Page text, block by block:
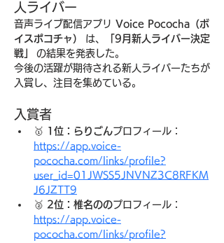
人ライバー
音声ライブ配信アプリ Voice Pococha（ボ
イスポコチャ）
は、
「9月新人ライバー決定
戦」
の結果を発表した。
今後の活躍が期待される新人ライバーたちが
入賞し、注目を集めている。
入賞者
🥇 1位：らりごんプロフィール：
https://app.voice-
pococha.com/links/profile?
user_id=01JWSS5JNVNZ3C8RFKM
J6JZTT9
🥈 2位：椎名ののプロフィール：
https://app.voice-
pococha.com/links/profile?